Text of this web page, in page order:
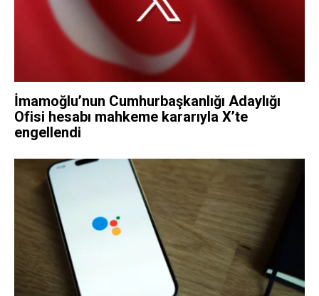
İmamoğlu’nun Cumhurbaşkanlığı Adaylığı
Ofisi hesabı mahkeme kararıyla X’te
engellendi